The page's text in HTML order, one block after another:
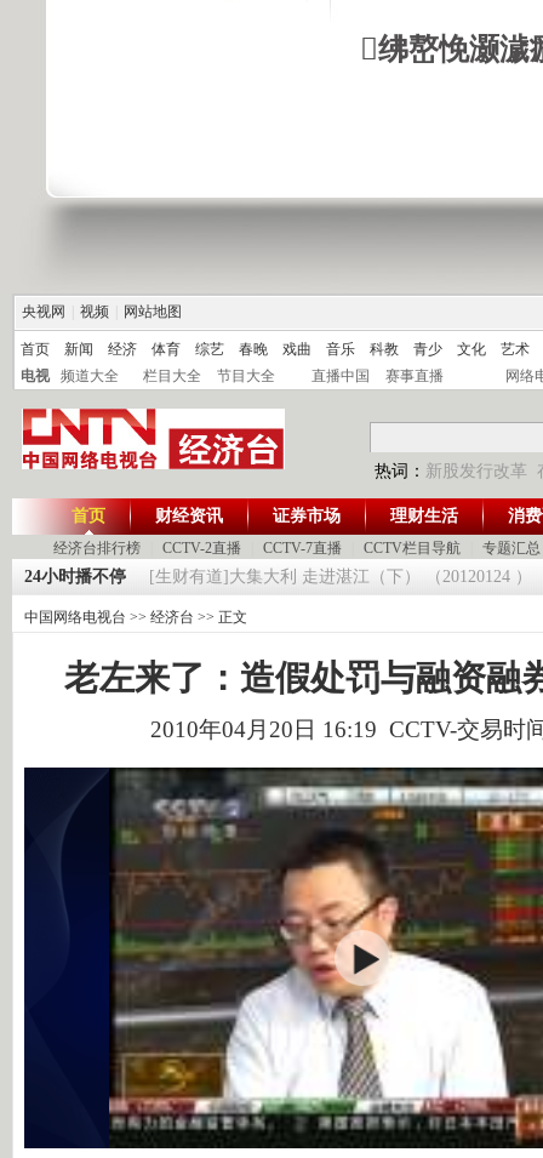
绋嶅悗灏
央视网 视频 网站地图
首页 新闻 经济 体育 综艺 春晚 戏曲 音乐 科教 青少 文化
艺术
电视
频道大全 栏目大全 节目大全 直播中国 赛事直播 网络
热词： 新股发行改革
首页
经济台排行榜 CCTV-2直播 CCTV-7直播 CCTV栏目导航 专题汇总
财经资讯 证券市场 理财生活 消
24小时播不停
20120125 [生财有道]大集大利 走进湛江（下） （20120124 ）
中国网络电视台 >> 经济台 >> 正文
老左来了：造假处罚与融资融
2010年04月20日 16:19 CCTV-交易时